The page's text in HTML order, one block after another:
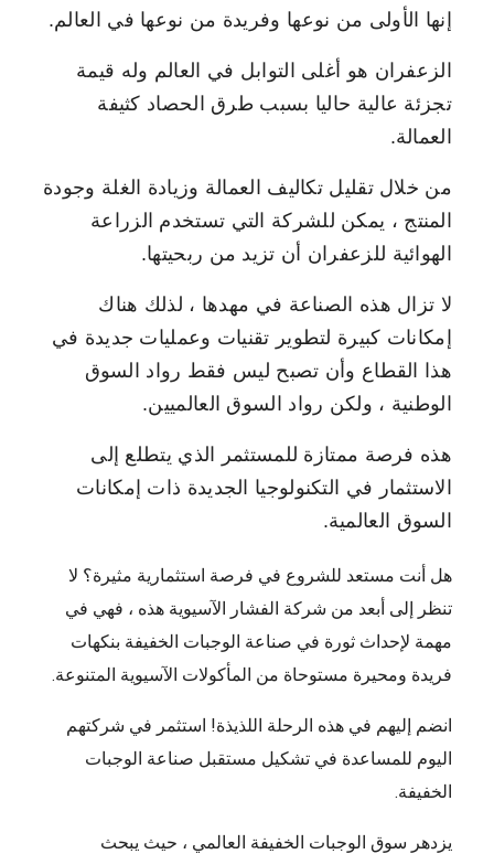
إنها الأولى من نوعها وفريدة من نوعها في العالم.
الزعفران هو أغلى التوابل في العالم وله قيمة
تجزئة عالية حاليا بسبب طرق الحصاد كثيفة
العمالة.
من خلال تقليل تكاليف العمالة وزيادة الغلة وجودة
المنتج ، يمكن للشركة التي تستخدم الزراعة
الهوائية للزعفران أن تزيد من ربحيتها.
لا تزال هذه الصناعة في مهدها ، لذلك هناك
إمكانات كبيرة لتطوير تقنيات وعمليات جديدة في
هذا القطاع وأن تصبح ليس فقط رواد السوق
الوطنية ، ولكن رواد السوق العالميين.
هذه فرصة ممتازة للمستثمر الذي يتطلع إلى
الاستثمار في التكنولوجيا الجديدة ذات إمكانات
السوق العالمية.
هل أنت مستعد للشروع في فرصة استثمارية مثيرة؟ لا
تنظر إلى أبعد من شركة الفشار الآسيوية هذه ، فهي في
مهمة لإحداث ثورة في صناعة الوجبات الخفيفة بنكهات
فريدة ومحيرة مستوحاة من المأكولات الآسيوية المتنوعة.
انضم إليهم في هذه الرحلة اللذيذة! استثمر في شركتهم
اليوم للمساعدة في تشكيل مستقبل صناعة الوجبات
الخفيفة.
يزدهر سوق الوجبات الخفيفة العالمي ، حيث يبحث